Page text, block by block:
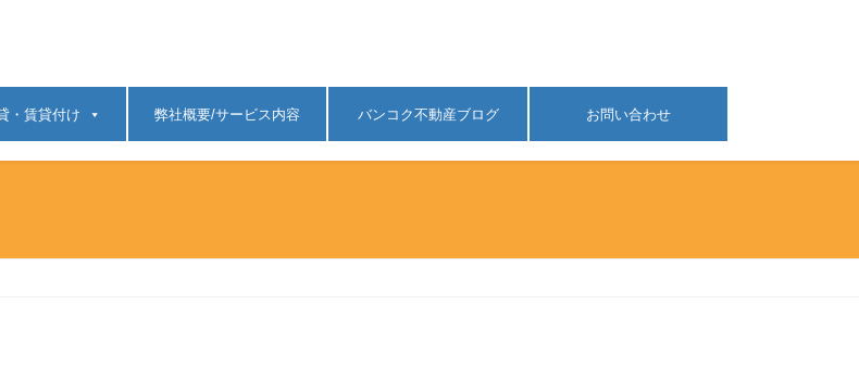
・賃貸付け 弊社概要/サービス内容 バンコク不動産ブログ お問い合わせ